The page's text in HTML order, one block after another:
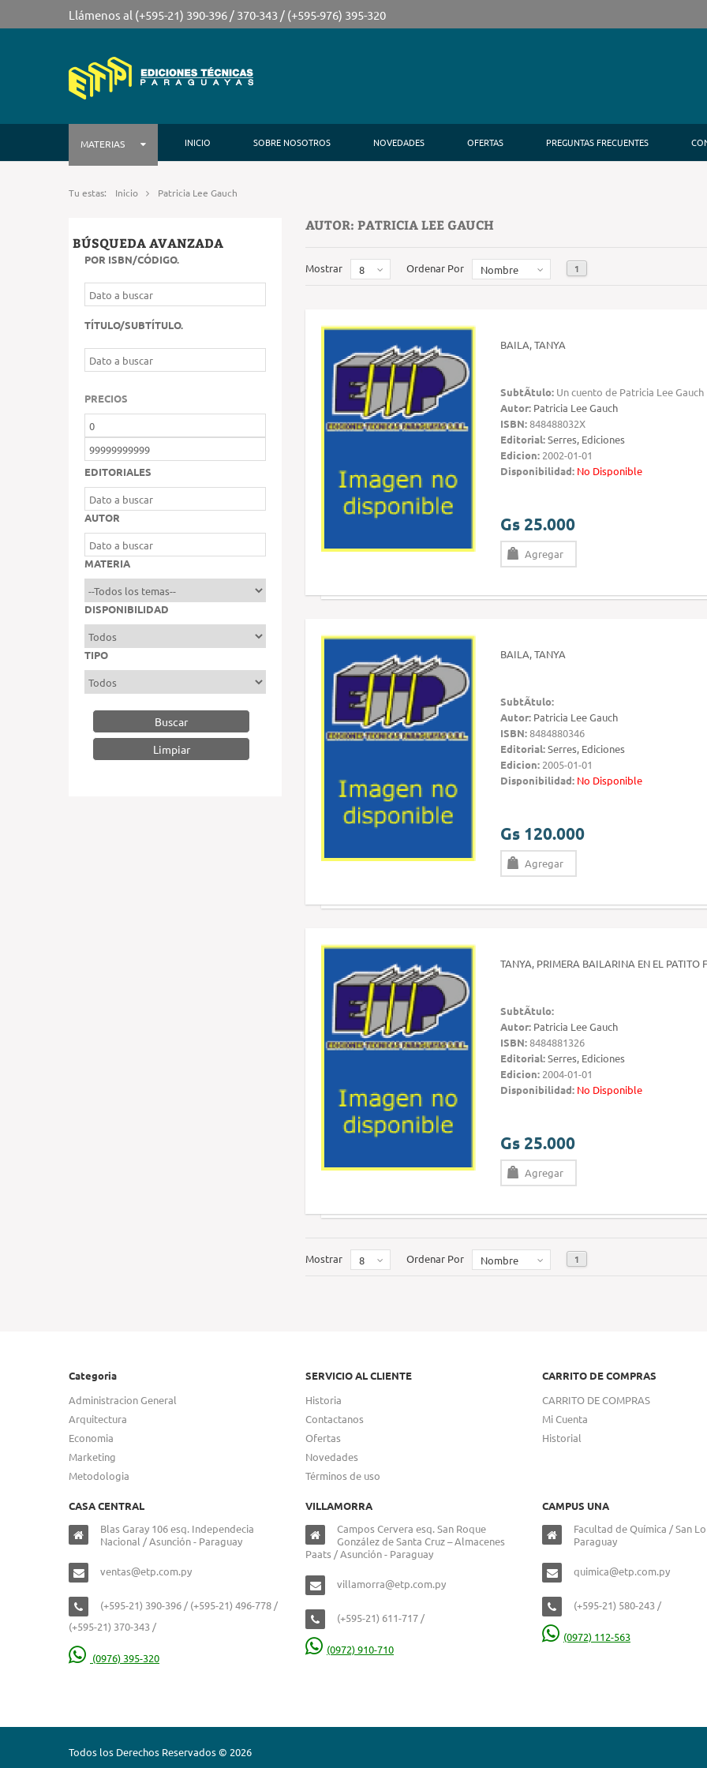
Llámenos al (+595-21) 390-396 / 370-343 / (+595-976) 395-320
MATERIAS INICIO SOBRE NOSOTROS NOVEDADES OFERTAS PREGUNTAS FRECUENTES
Tu estas: Inicio Patricia Lee Gauch
BÚSQUEDA AVANZADA
POR ISBN/CÓDIGO.
TÍTULO/SUBTÍTULO.
PRECIOS
EDITORIALES
AUTOR
MATERIA
DISPONIBILIDAD
TIPO
Buscar
AUTOR: PATRICIA LEE GAUCH
Mostrar 8 Ordenar Por Nombre 1
BAILA, TANYA
SubtÃ­tulo: Un cuento de Patricia Lee Gauch
Autor: Patricia Lee Gauch
ISBN:848488032X
Editorial:Serres, Ediciones
Edicion: 2002-01-01
Disponibilidad: No Disponible
Gs 25.000
Agregar
BAILA, TANYA
SubtÃ­tulo:
Autor: Patricia Lee Gauch
ISBN:8484880346
Editorial:Serres, Ediciones
Edicion: 2005-01-01
Disponibilidad: No Disponible
Gs 120.000
Agregar
TANYA, PRIMERA BAILARINA EN EL PATITO
SubtÃ­tulo:
Autor: Patricia Lee Gauch
ISBN:8484881326
Editorial:Serres, Ediciones
Edicion: 2004-01-01
Disponibilidad: No Disponible
Gs 25.000
Agregar
Mostrar 8 Ordenar Por Nombre 1
Categoria
Administracion General
Arquitectura
Economia
Marketing
Metodologia
SERVICIO AL CLIENTE
Historia
Contactanos
Ofertas
Novedades
Términos de uso
CARRITO DE COMPRAS
CARRITO DE COMPRAS
Mi Cuenta
Historial
CASA CENTRAL
Blas Garay 106 esq. Independecia
Nacional / Asunción - Paraguay
ventas@etp.com.py
(+595-21) 390-396 / (+595-21) 496-778 /
(+595-21) 370-343 /
(0976) 395-320
VILLAMORRA
Campos Cervera esq. San Roque
González de Santa Cruz – Almacenes
Paats / Asunción - Paraguay
villamorra@etp.com.py
(+595-21) 611-717 /
(0972) 910-710
CAMPUS UNA
Facultad de Química / San
Paraguay
quimica@etp.com.py
(+595-21) 580-243 /
(0972) 112-563
Todos los Derechos Reservados © 2026